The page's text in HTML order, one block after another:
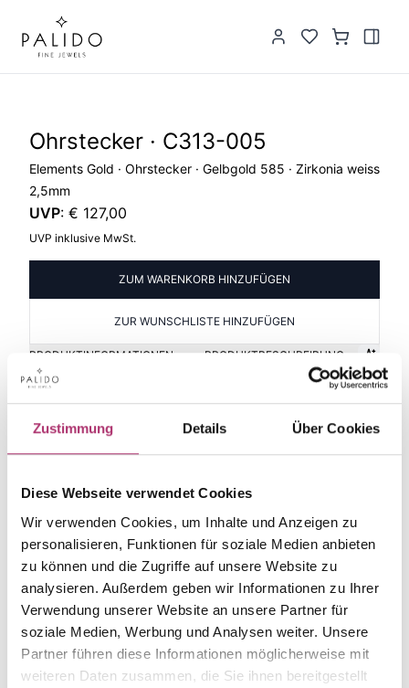
Zustimmung Details Über Cookies
Diese Webseite verwendet Cookies
Wir verwenden Cookies, um Inhalte und Anzeigen zu
personalisieren, Funktionen für soziale Medien anbieten
zu können und die Zugriffe auf unsere Website zu
analysieren. Außerdem geben wir Informationen zu Ihrer
Verwendung unserer Website an unsere Partner für
soziale Medien, Werbung und Analysen weiter. Unsere
Partner führen diese Informationen möglicherweise mit
weiteren Daten zusammen, die Sie ihnen bereitgestellt
Ohrstecker · C313-005
Elements Gold · Ohrstecker · Gelbgold 585 · Zirkonia weiss
2,5mm
UVP: € 127,00
UVP inklusive MwSt.
ZUM WARENKORB HINZUFÜGEN
ZUR WUNSCHLISTE HINZUFÜGEN
PRODUKTINFORMATIONEN PRODUKTBESCHREIBUNG
Ohrstecker
Gold
EAN
Alternativ
Feingehalt
585
Farbe
Gelbgold
Größe
-
Steinfarbe
weiß
Steinart
Stein